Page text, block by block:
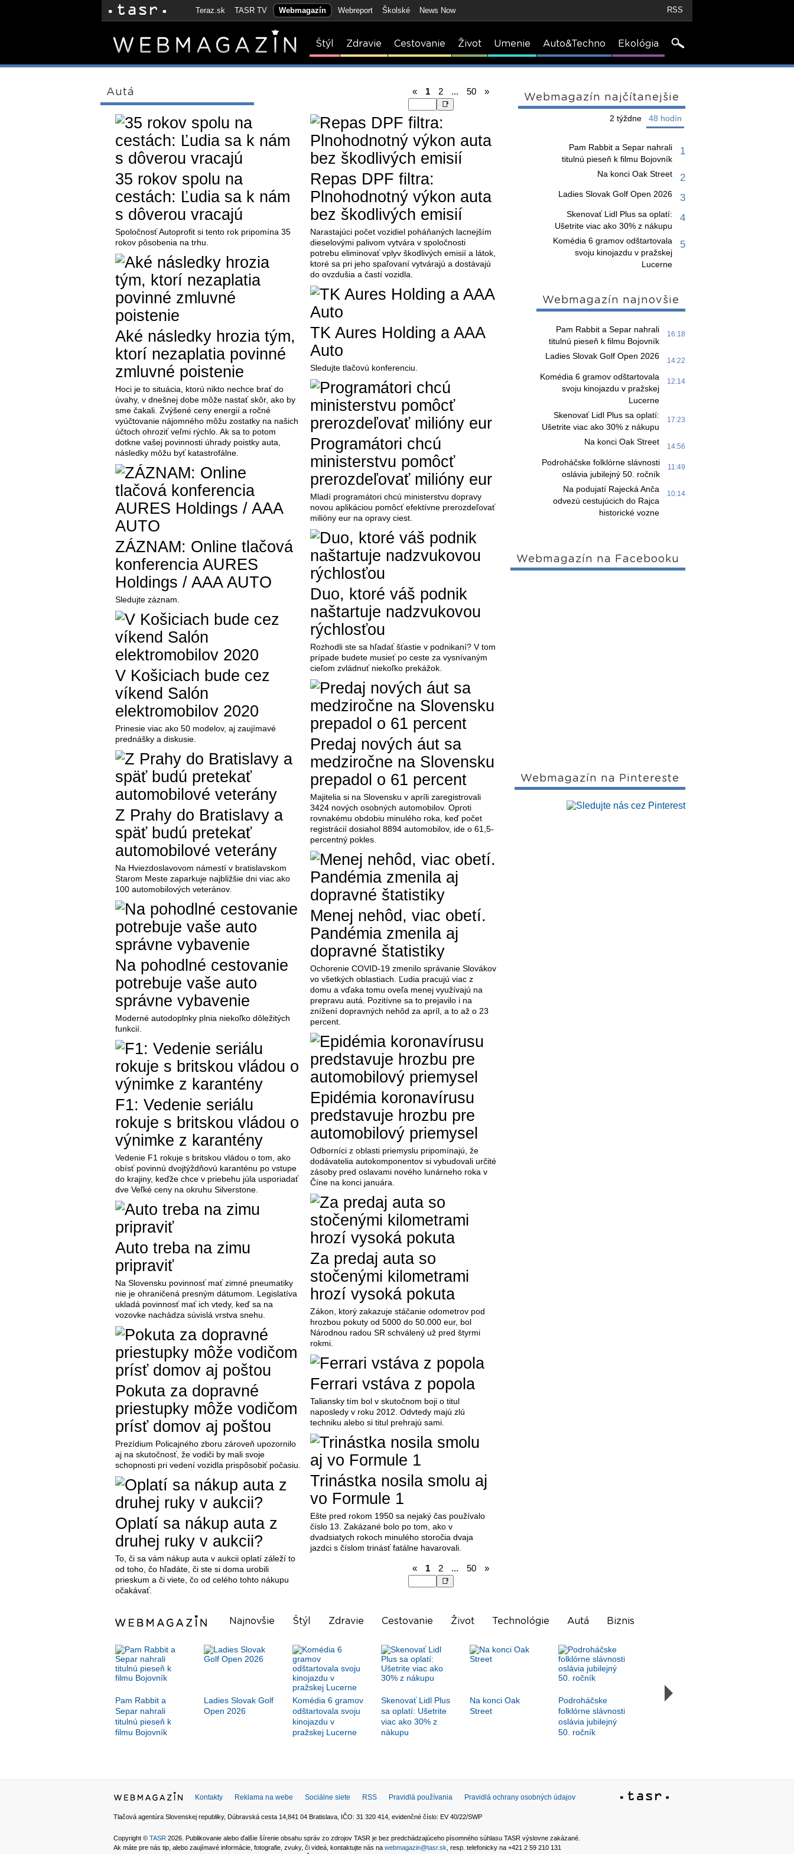
Teraz.sk TASR TV Webmagazín Webreport Školské News Now RSS
Štýl Zdravie Cestovanie Život Umenie Auto&Techno Ekológia
Autá « 1 2 ... 50 »
35 rokov spolu na
cestách: Ľudia sa k nám
s dôverou vracajú
Spoločnosť Autoprofit si tento rok pripomína 35
rokov pôsobenia na trhu.
Aké následky hrozia tým,
ktorí nezaplatia povinné
zmluvné poistenie
Hoci je to situácia, ktorú nikto nechce brať do
úvahy, v dnešnej dobe môže nastať skôr, ako by
sme čakali. Zvýšené ceny energií a ročné
vyúčtovanie nájomného môžu zostatky na našich
účtoch ohroziť veľmi rýchlo. Ak sa to potom
dotkne vašej povinnosti úhrady poistky auta,
následky môžu byť katastrofálne.
ZÁZNAM: Online tlačová
konferencia AURES
Holdings / AAA AUTO
Sledujte záznam.
V Košiciach bude cez
víkend Salón
elektromobilov 2020
Prinesie viac ako 50 modelov, aj zaujímavé
prednášky a diskusie.
Z Prahy do Bratislavy a
späť budú pretekať
automobilové veterány
Na Hviezdoslavovom námestí v bratislavskom
Starom Meste zaparkuje najbližšie dni viac ako
100 automobilových veteránov.
Na pohodlné cestovanie
potrebuje vaše auto
správne vybavenie
Moderné autodoplnky plnia niekoľko dôležitých
funkcií.
F1: Vedenie seriálu
rokuje s britskou vládou o
výnimke z karantény
Vedenie F1 rokuje s britskou vládou o tom, ako
obísť povinnú dvojtýždňovú karanténu po vstupe
do krajiny, keďže chce v priebehu júla usporiadať
dve Veľké ceny na okruhu Silverstone.
Auto treba na zimu
pripraviť
Na Slovensku povinnosť mať zimné pneumatiky
nie je ohraničená presným dátumom. Legislatíva
ukladá povinnosť mať ich vtedy, keď sa na
vozovke nachádza súvislá vrstva snehu.
Pokuta za dopravné
priestupky môže vodičom
prísť domov aj poštou
Prezídium Policajného zboru zároveň upozornilo
aj na skutočnosť, že vodiči by mali svoje
schopnosti pri vedení vozidla prispôsobiť počasiu.
Oplatí sa nákup auta z
druhej ruky v aukcii?
To, či sa vám nákup auta v aukcii oplatí záleží to
od toho, čo hľadáte, či ste si doma urobili
prieskum a či viete, čo od celého tohto nákupu
očakávať.
Repas DPF filtra:
Plnohodnotný výkon auta
bez škodlivých emisií
Narastajúci počet vozidiel poháňaných lacnejším
dieselovými palivom vytvára v spoločnosti
potrebu eliminovať vplyv škodlivých emisií a látok,
ktoré sa pri jeho spaľovaní vytvárajú a dostávajú
do ovzdušia a častí vozidla.
TK Aures Holding a AAA
Auto
Sledujte tlačovú konferenciu.
Programátori chcú
ministerstvu pomôcť
prerozdeľovať milióny eur
Mladí programátori chcú ministerstvu dopravy
novou aplikáciou pomôcť efektívne prerozdeľovať
milióny eur na opravy ciest.
Duo, ktoré váš podnik
naštartuje nadzvukovou
rýchlosťou
Rozhodli ste sa hľadať šťastie v podnikaní? V tom
prípade budete musieť po ceste za vysnívaným
cieľom zvládnuť niekoľko prekážok.
Predaj nových áut sa
medziročne na Slovensku
prepadol o 61 percent
Majitelia si na Slovensku v apríli zaregistrovali
3424 nových osobných automobilov. Oproti
rovnakému obdobiu minulého roka, keď počet
registrácií dosiahol 8894 automobilov, ide o 61,5-
percentný pokles.
Menej nehôd, viac obetí.
Pandémia zmenila aj
dopravné štatistiky
Ochorenie COVID-19 zmenilo správanie Slovákov
vo všetkých oblastiach. Ľudia pracujú viac z
domu a vďaka tomu oveľa menej využívajú na
prepravu autá. Pozitívne sa to prejavilo i na
znížení dopravných nehôd za apríl, a to až o 23
percent.
Epidémia koronavírusu
predstavuje hrozbu pre
automobilový priemysel
Odborníci z oblasti priemyslu pripomínajú, že
dodávatelia autokomponentov si vybudovali určité
zásoby pred oslavami nového lunárneho roka v
Číne na konci januára.
Za predaj auta so
stočenými kilometrami
hrozí vysoká pokuta
Zákon, ktorý zakazuje stáčanie odometrov pod
hrozbou pokuty od 5000 do 50.000 eur, bol
Národnou radou SR schválený už pred štyrmi
rokmi.
Ferrari vstáva z popola
Taliansky tím bol v skutočnom boji o titul
naposledy v roku 2012. Odvtedy majú zlú
techniku alebo si titul prehrajú sami.
Trinástka nosila smolu aj
vo Formule 1
Ešte pred rokom 1950 sa nejaký čas používalo
číslo 13. Zakázané bolo po tom, ako v
dvadsiatych rokoch minulého storočia dvaja
jazdci s číslom trinásť fatálne havarovali.
« 1 2 ... 50 »
Webmagazín najčítanejšie
48 hodín
2 týždne
1
Pam Rabbit a Separ nahrali
titulnú pieseň k filmu Bojovník
2
Na konci Oak Street
3
Ladies Slovak Golf Open 2026
4
Skenovať Lidl Plus sa oplatí:
Ušetrite viac ako 30% z nákupu
5
Komédia 6 gramov odštartovala
svoju kinojazdu v pražskej
Lucerne
Webmagazín najnovšie
16:18
Pam Rabbit a Separ nahrali
titulnú pieseň k filmu Bojovník
14:22
Ladies Slovak Golf Open 2026
12:14
Komédia 6 gramov odštartovala
svoju kinojazdu v pražskej
Lucerne
17:23
Skenovať Lidl Plus sa oplatí:
Ušetrite viac ako 30% z nákupu
14:56
Na konci Oak Street
11:49
Podroháčske folklórne slávnosti
oslávia jubilejný 50. ročník
10:14
Na podujatí Rajecká Anča
odvezú cestujúcich do Rajca
historické vozne
Webmagazín na Facebooku
Webmagazín na Pintereste
Najnovšie Štýl Zdravie Cestovanie Život Technológie Autá Biznis
Pam Rabbit a
Separ nahrali
titulnú pieseň k
filmu Bojovník
Ladies Slovak Golf
Open 2026
Komédia 6 gramov
odštartovala svoju
kinojazdu v
pražskej Lucerne
Skenovať Lidl Plus
sa oplatí: Ušetrite
viac ako 30% z
nákupu
Na konci Oak
Street
Podroháčske
folklórne slávnosti
oslávia jubilejný
50. ročník
Kontakty Reklama na webe Sociálne siete RSS Pravidlá používania Pravidlá ochrany osobných údajov
Tlačová agentúra Slovenskej republiky, Dúbravská cesta 14,841 04 Bratislava, IČO: 31 320 414, evidenčné číslo: EV 40/22/SWP
Copyright © TASR 2026. Publikovanie alebo ďalšie šírenie obsahu správ zo zdrojov TASR je bez predchádzajúceho písomného súhlasu TASR výslovne zakázané.
Ak máte pre nás tip, alebo zaujímavé informácie, fotografie, zvuky, či videá, kontaktujte nás na webmagazin@tasr.sk , resp. telefonicky na +421 2 59 210 131